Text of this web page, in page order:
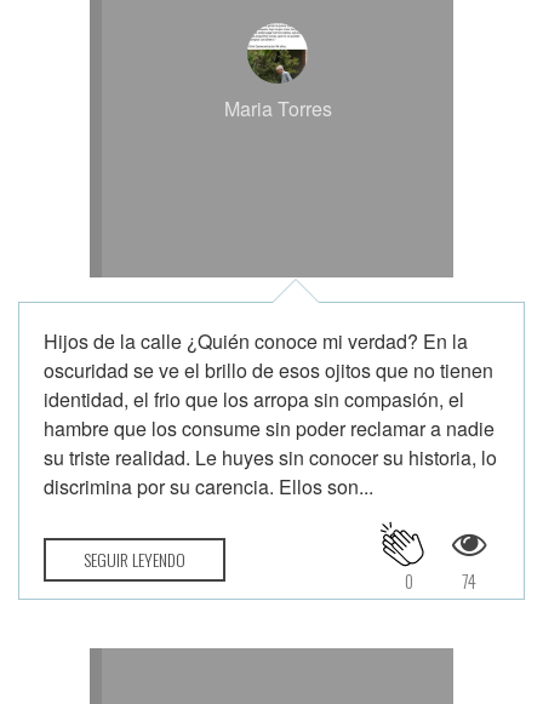
Maria Torres
Hijos de la calle ¿Quién conoce mi verdad? En la
oscuridad se ve el brillo de esos ojitos que no tienen
identidad, el frio que los arropa sin compasión, el
hambre que los consume sin poder reclamar a nadie
su triste realidad. Le huyes sin conocer su historia, lo
discrimina por su carencia. Ellos son...
SEGUIR LEYENDO
74
0